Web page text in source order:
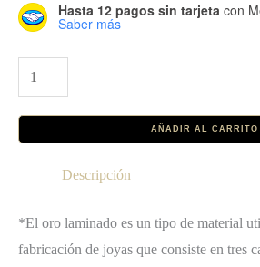
Hasta 12 pagos sin tarjeta con
Saber más
Collar
Burdeos
cantidad
AÑADIR AL CARRITO
Descripción
*El oro laminado es un tipo de material
fabricación de joyas que consiste en tres